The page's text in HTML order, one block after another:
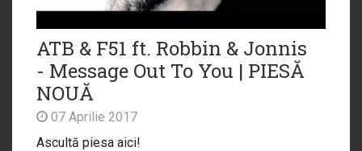
ATB & F51 ft. Robbin & Jonnis
- Message Out To You | PIESĂ
NOUĂ
07 Aprilie 2017
Ascultă piesa aici!